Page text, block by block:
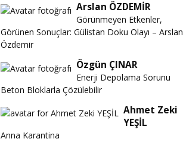
Arslan ÖZDEMİR
Görünmeyen Etkenler,
Görünen Sonuçlar: Gülistan Doku Olayı – Arslan
Özdemir
Özgün ÇINAR
Enerji Depolama Sorunu
Beton Bloklarla Çözülebilir
Ahmet Zeki
YEŞİL
Anna Karantina